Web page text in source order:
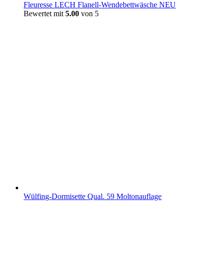
Fleuresse LECH Flanell-Wendebettwäsche NEU
Bewertet mit5.00 von 5
Wülfing-Dormisette Qual. 59 Moltonauflage